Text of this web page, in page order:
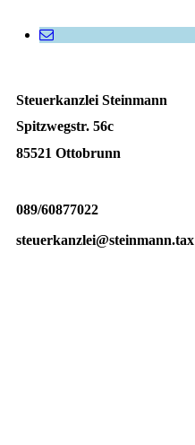
Steuerkanzlei Steinmann
Spitzwegstr. 56c
85521 Ottobrunn
089/60877022
steuerkanzlei@steinmann.tax